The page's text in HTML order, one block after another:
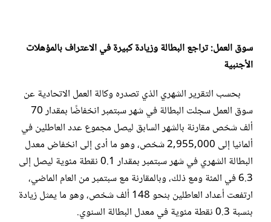
سوق العمل: تراجع البطالة وزيادة كبيرة فيالاعتراف بالمؤهلات
الأجنبية
بحسب التقرير الشهري الذي تصدره وكالة العمل الاتحادية عن
سوق العمل سجلت البطالة في شهر سبتمبر انخفاضًا بمقدار 70
ألف شخص مقارنة بالشهر السابق ليصل مجموع عدد العاطلين في
ألمانيا إلى 2,955,000 شخص، وهو ما أدى إلى انخفاض معدل
البطالة الشهري في شهر سبتمبر بمقدار 0.1 نقطة مئوية ليصل إلى
6.3 في المئة ومع ذلك، وبالمقارنة مع سبتمبر من العام الماضي،
ارتفعت أعداد العاطلين بنحو 148 ألف شخص، وهو ما يمثل زيادة
بنسبة 0.3 نقطة مئوية في معدل البطالة السنوي.